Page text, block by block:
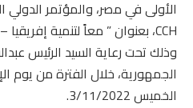
وذلك تحت رعاية السيد الرئيس
الخميس 3/11/2022.